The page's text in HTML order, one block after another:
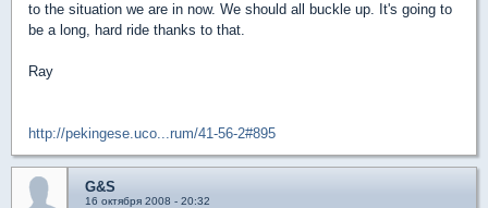
to the situation we are in now. We should all buckle up. It's going to
be a long, hard ride thanks to that.
Ray
http://pekingese.uco...rum/41-56-2#895
G&S
16 октября 2008 - 20:32